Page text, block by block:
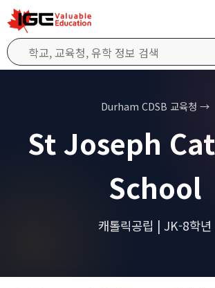
Durham CDSB 교육청 →
St Joseph
School
캐톨릭공립 | JK-8학년